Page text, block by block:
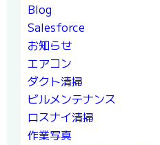
Blog
Salesforce
お知らせ
エアコン
ダクト清掃
ビルメンテナンス
ロスナイ清掃
作業写真